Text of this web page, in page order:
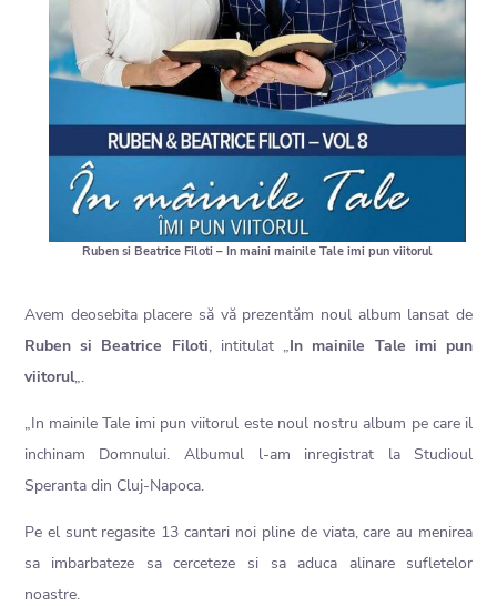
Ruben si Beatrice Filoti – In maini mainile Tale imi pun viitorul
Avem deosebita placere să vă prezentăm noul album lansat de
Ruben si Beatrice Filoti, intitulat „In mainile Tale imi pun
viitorul„.
„In mainile Tale imi pun viitorul este noul nostru album pe care il
inchinam Domnului. Albumul l-am inregistrat la Studioul
Speranta din Cluj-Napoca.
Pe el sunt regasite 13 cantari noi pline de viata, care au menirea
sa imbarbateze sa cerceteze si sa aduca alinare sufletelor
noastre.